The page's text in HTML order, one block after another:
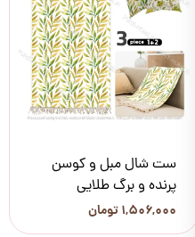
ست شال مبل و کوسن
پرنده و برگ طلایی
۱,۵۰۶,۰۰۰ تومان